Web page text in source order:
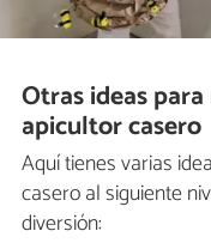
Otras ideas
apicultor casero
Aquí tienes varias
casero al siguiente
diversión: